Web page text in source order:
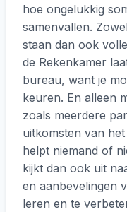
hoe ongelukkig
samenvallen.
staan dan ook
de Rekenkamer
bureau, want je
keuren. En alleen
zoals meerdere
uitkomsten van
helpt niemand of
kijkt dan ook uit
en aanbevelingen
leren en te